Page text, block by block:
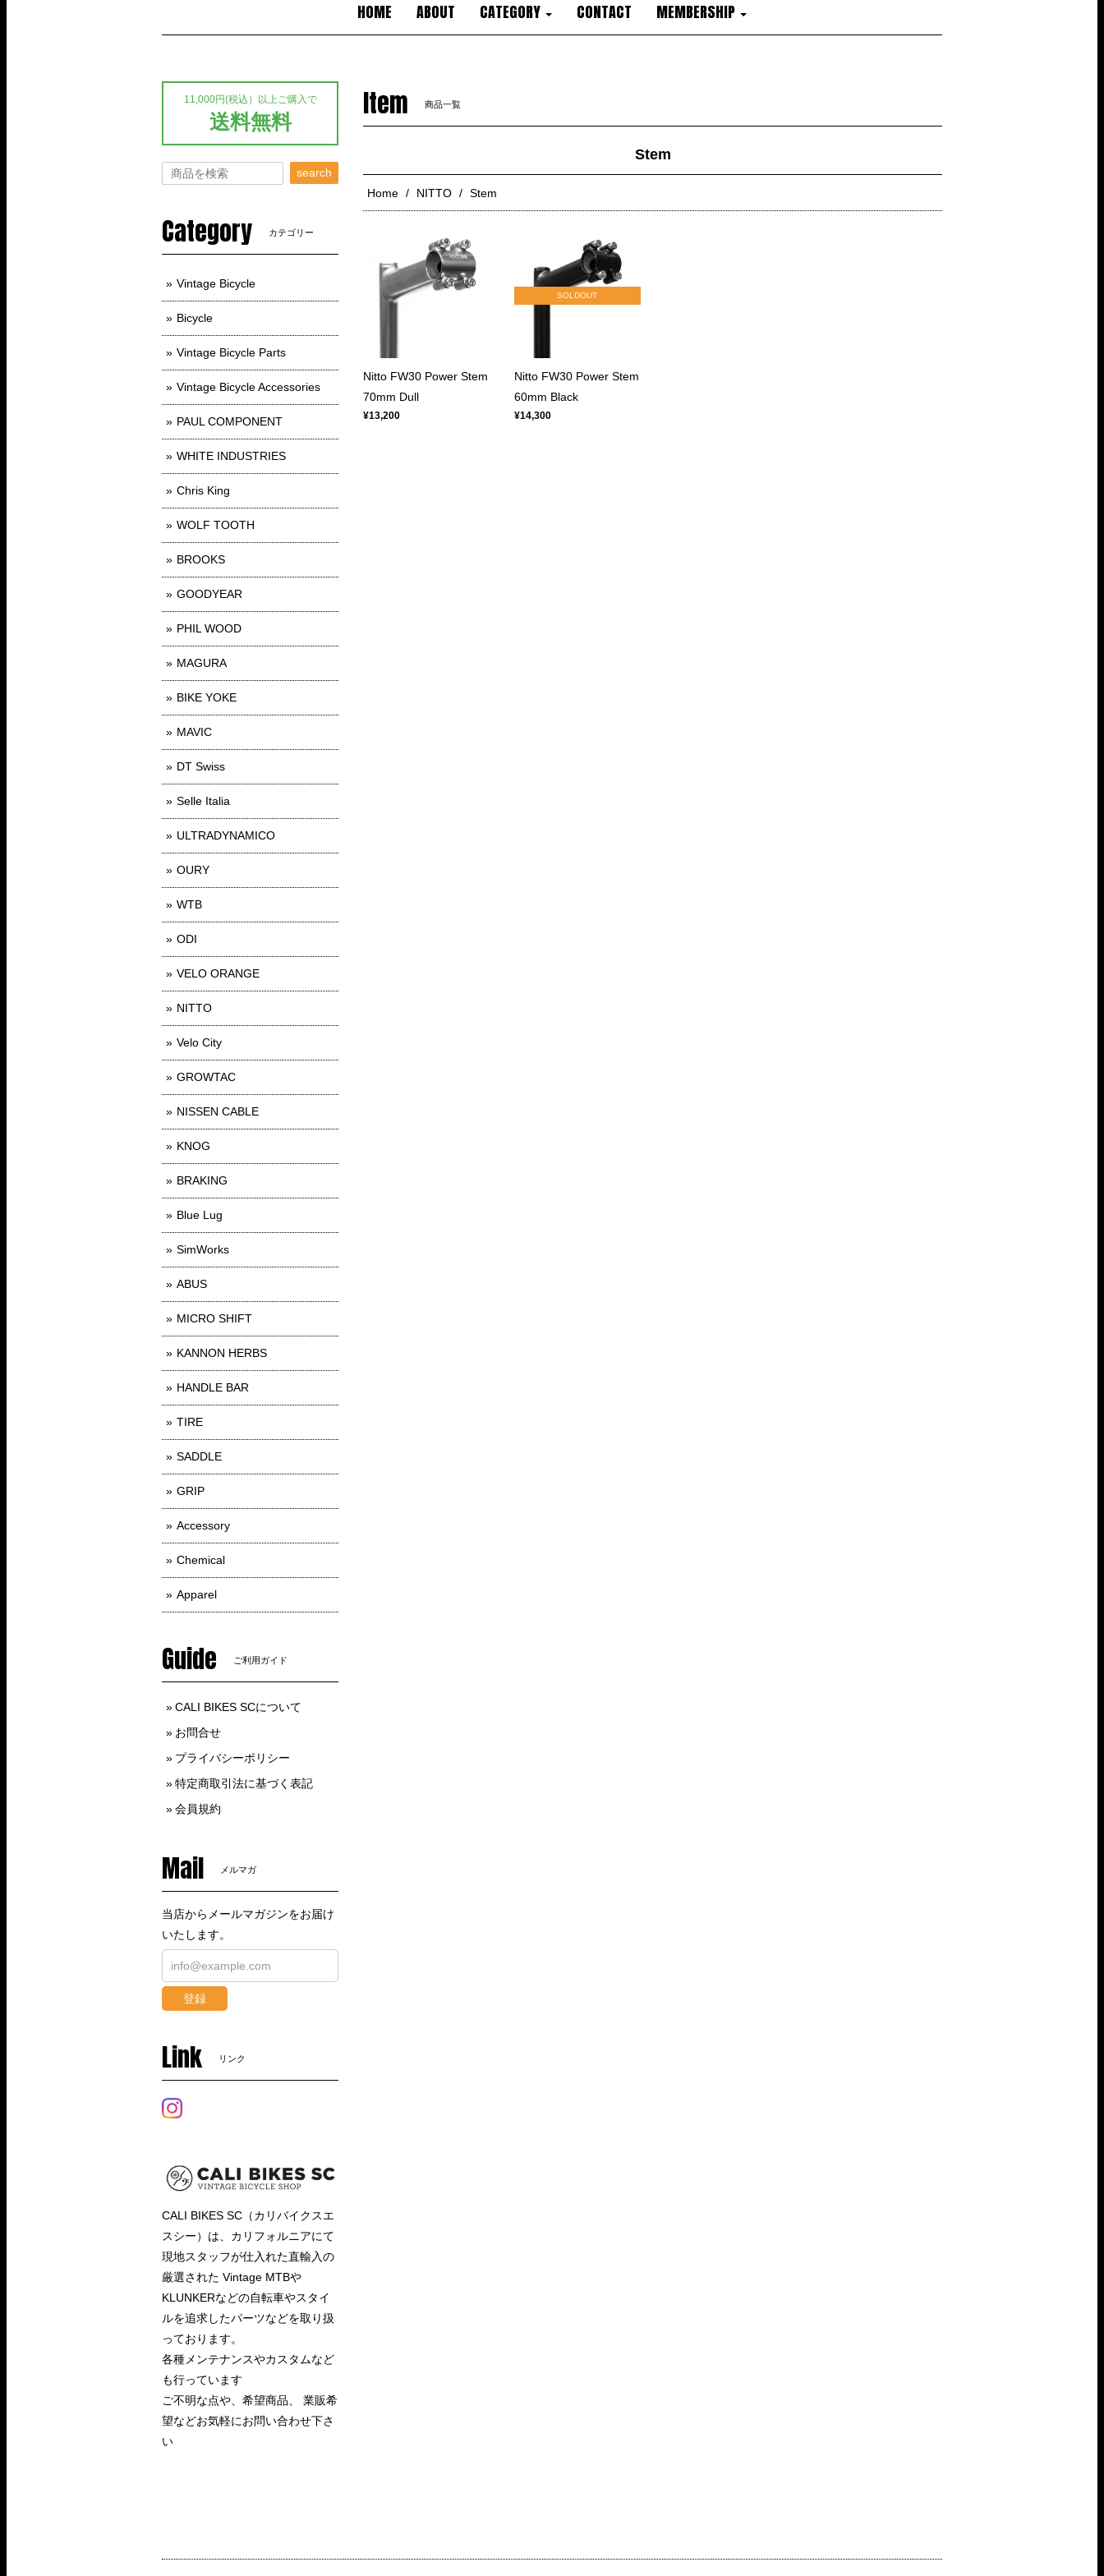
HOME ABOUT CATEGORY CONTACT MEMBERSHIP
Item 商品一覧
Stem
Home NITTO Stem
Nitto FW30 Power Stem
70mm Dull
¥13,200
SOLDOUT
Nitto FW30 Power Stem
60mm Black
¥14,300
11,000円(税込）以上ご購入で
送料無料
search
Category カテゴリー
Vintage Bicycle
Bicycle
Vintage Bicycle Parts
Vintage Bicycle Accessories
PAUL COMPONENT
WHITE INDUSTRIES
Chris King
WOLF TOOTH
BROOKS
GOODYEAR
PHIL WOOD
MAGURA
BIKE YOKE
MAVIC
DT Swiss
Selle Italia
ULTRADYNAMICO
OURY
WTB
ODI
VELO ORANGE
NITTO
Velo City
GROWTAC
NISSEN CABLE
KNOG
BRAKING
Blue Lug
SimWorks
ABUS
MICRO SHIFT
KANNON HERBS
HANDLE BAR
TIRE
SADDLE
GRIP
Accessory
Chemical
Apparel
Guide ご利用ガイド
CALI BIKES SCについて
お問合せ
プライバシーポリシー
特定商取引法に基づく表記
会員規約
Mail メルマガ
当店からメールマガジンをお届け
いたします。
登録
Link リンク
CALI BIKES SC（カリバイクスエ
スシー）は、カリフォルニアにて
現地スタッフが仕入れた直輸入の
厳選された Vintage MTBや
KLUNKERなどの自転車やスタイ
ルを追求したパーツなどを取り扱
っております。
各種メンテナンスやカスタムなど
も行っています
ご不明な点や、希望商品、 業販希
望などお気軽にお問い合わせ下さ
い